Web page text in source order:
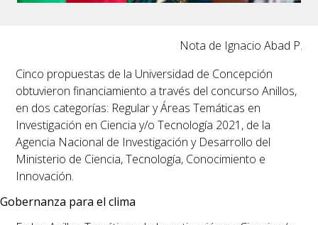
Nota de Ignacio Abad P.
Cinco propuestas de la Universidad de Concepción
obtuvieron financiamiento a través del concurso Anillos,
en dos categorías: Regular y Áreas Temáticas en
Investigación en Ciencia y/o Tecnología 2021, de la
Agencia Nacional de Investigación y Desarrollo del
Ministerio de Ciencia, Tecnología, Conocimiento e
Innovación.
Gobernanza para el clima